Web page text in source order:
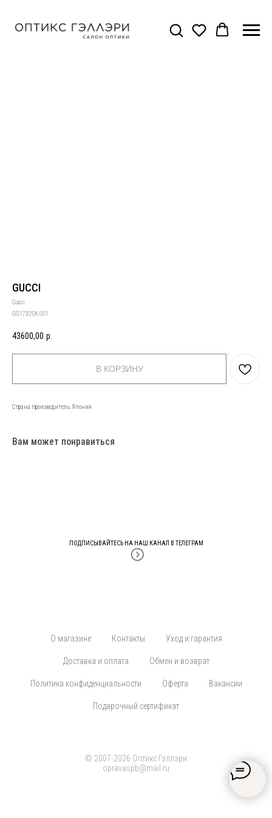
GUCCI
Gucci
GG1732SK 001
43600,00 р.
В КОРЗИНУ
Страна производитель: Япония
Вам может понравиться
ПОДПИСЫВАЙТЕСЬ НА НАШ КАНАЛ В ТЕЛЕГРАМ
О магазине Контакты Уход и гарантия
Доставка и оплата Обмен и возврат
Политика конфиденциальности Оферта Вакансии
Подарочный сертификат
© 2007-2026 Оптикс Гэллэри
opravaspb@mail.ru